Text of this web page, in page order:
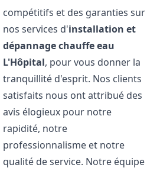
compétitifs et des garanties sur
nos services d'installation et
dépannage chauffe eau
L'Hôpital, pour vous donner la
tranquillité d'esprit. Nos clients
satisfaits nous ont attribué des
avis élogieux pour notre
rapidité, notre
professionnalisme et notre
qualité de service. Notre équipe